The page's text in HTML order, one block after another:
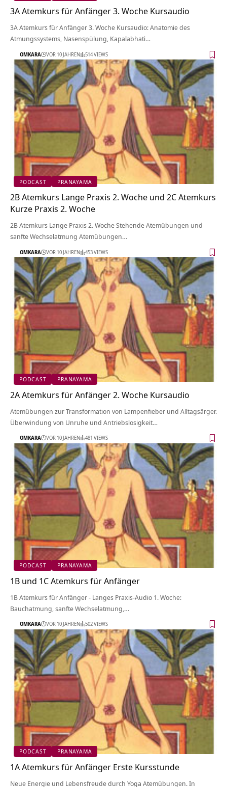
3A Atemkurs für Anfänger 3. Woche Kursaudio
3A Atemkurs für Anfänger 3. Woche Kursaudio: Anatomie des
Atmungssystems, Nasenspülung, Kapalabhati…
OMKARA VOR 10 JAHREN 514 VIEWS
PODCAST PRANAYAMA
2B Atemkurs Lange Praxis 2. Woche und 2C Atemkurs
Kurze Praxis 2. Woche
2B Atemkurs Lange Praxis 2. Woche Stehende Atemübungen und
sanfte Wechselatmung Atemübungen…
OMKARA VOR 10 JAHREN 453 VIEWS
PODCAST PRANAYAMA
2A Atemkurs für Anfänger 2. Woche Kursaudio
Atemübungen zur Transformation von Lampenfieber und Alltagsärger.
Überwindung von Unruhe und Antriebslosigkeit…
OMKARA VOR 10 JAHREN 481 VIEWS
PODCAST PRANAYAMA
1B und 1C Atemkurs für Anfänger
1B Atemkurs für Anfänger - Langes Praxis-Audio 1. Woche:
Bauchatmung, sanfte Wechselatmung,…
OMKARA VOR 10 JAHREN 502 VIEWS
PODCAST PRANAYAMA
1A Atemkurs für Anfänger Erste Kursstunde
Neue Energie und Lebensfreude durch Yoga Atemübungen. In